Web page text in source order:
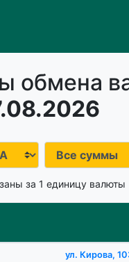
обмена
за 1 единицу валюты
ул. Кирова,